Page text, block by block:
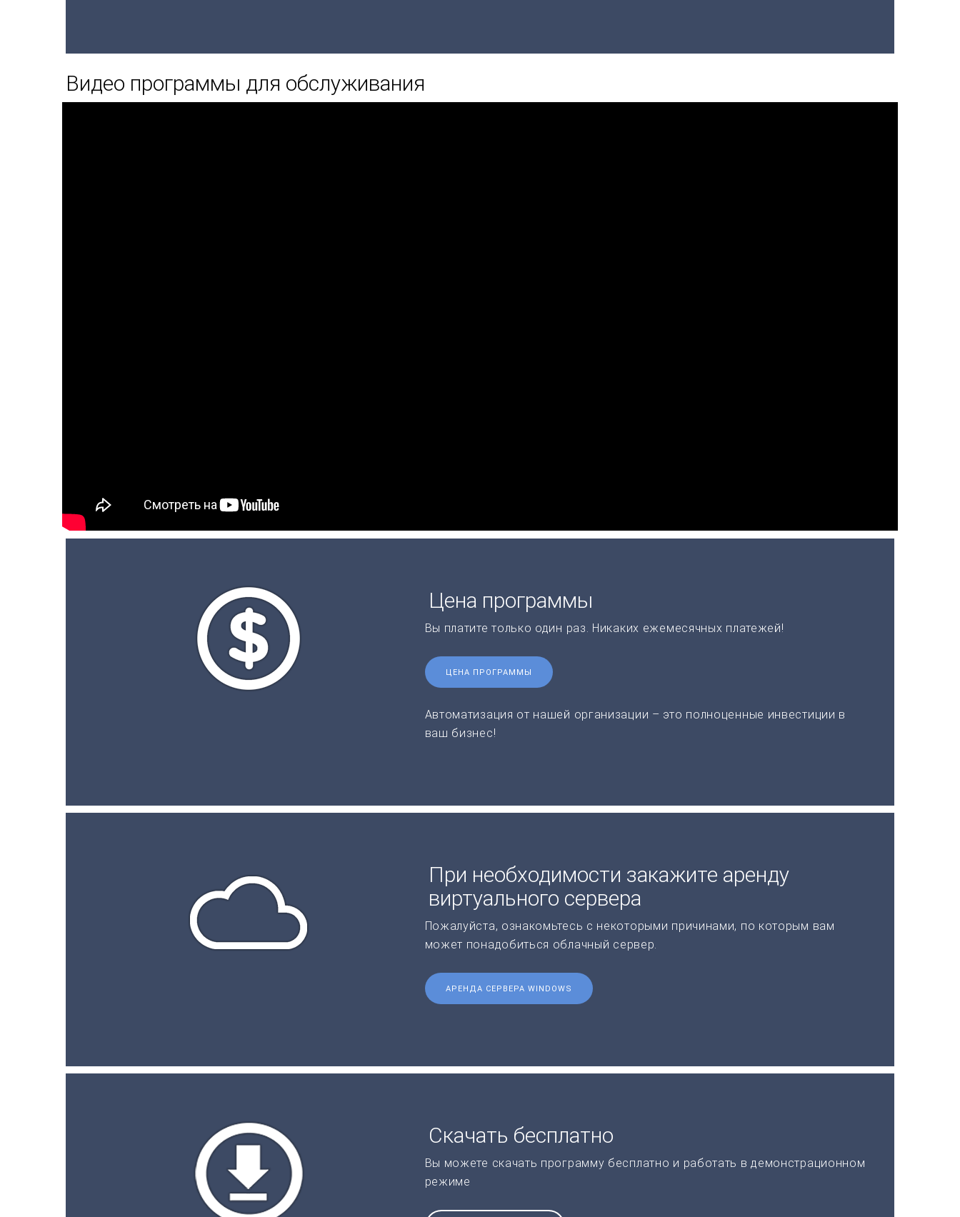
Видео программы для обслуживания
Цена программы
Вы платите только один раз. Никаких ежемесячных платежей!
ЦЕНА ПРОГРАММЫ
Автоматизация от нашей организации – это полноценные инвестиции в
ваш бизнес!
При необходимости закажите аренду
виртуального сервера
Пожалуйста, ознакомьтесь с некоторыми причинами, по которым вам
может понадобиться облачный сервер.
АРЕНДА СЕРВЕРА WINDOWS
Скачать бесплатно
Вы можете скачать программу бесплатно и работать в демонстрационном
режиме